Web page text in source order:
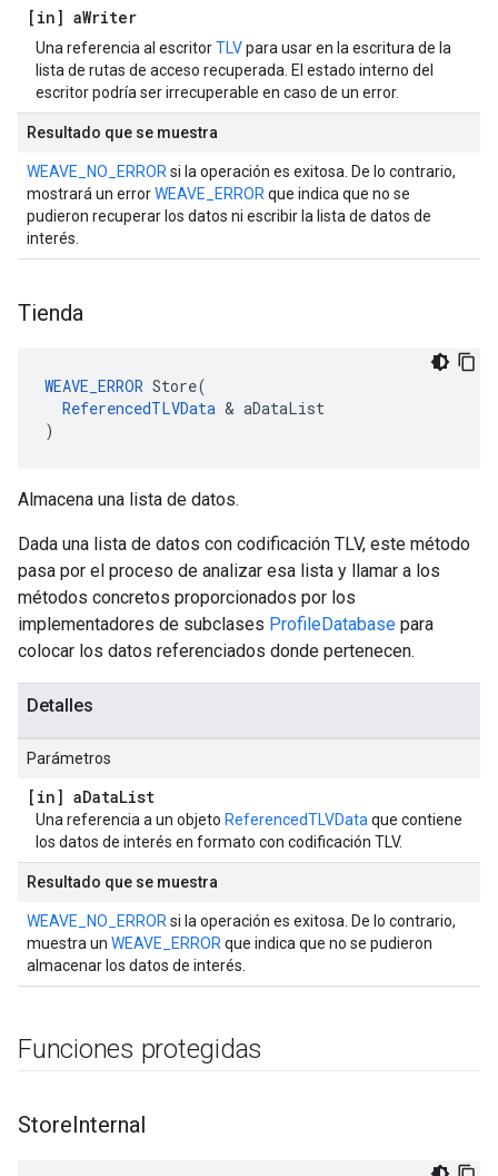
[in] aWriter
Una referencia al escritorTLVpara usar en la escritura de la
lista de rutas de acceso recuperada. El estado interno del
escritor podría ser irrecuperable en caso de un error.
Resultado que se muestra
WEAVE_NO_ERROR si la operación es exitosa. De lo contrario,
mostrará un errorWEAVE_ERROR que indica que no se
pudieron recuperar los datos ni escribir la lista de datos de
interés.
Tienda
WEAVE_ERROR Store(
ReferencedTLVData & aDataList
)
Almacena una lista de datos.
Dada una lista de datos con codificación TLV, este método
pasa por el proceso de analizar esa lista y llamar a los
métodos concretos proporcionados por los
implementadores de subclases ProfileDatabase para
colocar los datos referenciados donde pertenecen.
Detalles
Parámetros
[in] aDataList
Una referencia a un objeto ReferencedTLVData que contiene
los datos de interés en formato con codificación TLV.
Resultado que se muestra
WEAVE_NO_ERROR si la operación es exitosa. De lo contrario,
muestra un WEAVE_ERROR que indica que no se pudieron
almacenar los datos de interés.
Funciones protegidas
StoreInternal